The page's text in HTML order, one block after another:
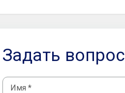
Задать вопрос